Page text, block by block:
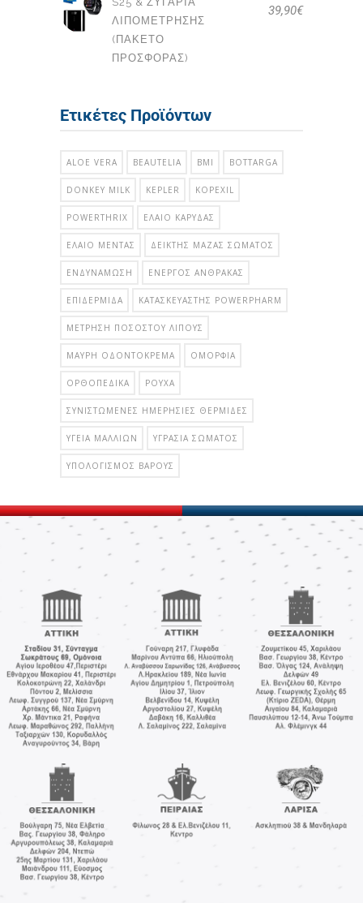
ΛΙΠΟΜΈΤΡΗΣΗΣ
(ΠΑΚΕΤΟ
ΠΡΟΣΦΟΡΑΣ)
39,90€
Ετικέτες Προϊόντων
ALOE VERA BEAUTELIA BMI BOTTARGA
DONKEY MILK KEPLER KOPEXIL
POWERTHRIX ΈΛΑΙΟ ΚΑΡΎΔΑΣ
ΈΛΑΙΟ ΜΈΝΤΑΣ ΔΕΊΚΤΗΣ ΜΆΖΑΣ ΣΏΜΑΤΟΣ
ΕΝΔΥΝΆΜΩΣΗ ΕΝΕΡΓΌΣ ΆΝΘΡΑΚΑΣ
ΕΠΙΔΕΡΜΊΔΑ ΚΑΤΑΣΚΕΥΑΣΤΉΣ POWERPHARM
ΜΈΤΡΗΣΗ ΠΟΣΟΣΤΟΎ ΛΊΠΟΥΣ
ΜΑΎΡΗ ΟΔΟΝΤΌΚΡΕΜΑ ΟΜΟΡΦΙΆ
ΟΡΘΟΠΕΔΙΚΆ ΡΟΎΧΑ
ΣΥΝΙΣΤΏΜΕΝΕΣ ΗΜΕΡΉΣΙΕΣ ΘΕΡΜΊΔΕΣ
ΥΓΕΊΑ ΜΑΛΛΙΏΝ ΥΓΡΑΣΊΑ ΣΏΜΑΤΟΣ
ΥΠΟΛΟΓΙΣΜΌΣ ΒΆΡΟΥΣ